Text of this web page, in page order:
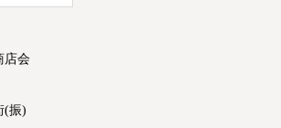
店会
(振)